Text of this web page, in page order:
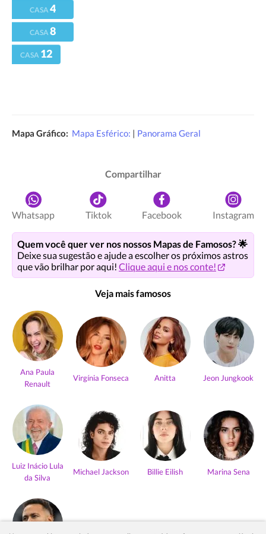
CASA4
CASA8
CASA 12
Mapa Gráfico: Mapa Esférico: | Panorama Geral
Compartilhar
Whatsapp Tiktok Facebook Instagram
Quem você quer ver nos nossos Mapas de Famosos? 🌟
Deixe sua sugestão e ajude a escolher os próximos astros
que vão brilhar por aqui! Clique aqui e nos conte!
Veja mais famosos
Ana Paula
Renault
Virgínia Fonseca Anitta Jeon Jungkook
Luiz Inácio Lula
da Silva
Michael Jackson Billie Eilish Marina Sena